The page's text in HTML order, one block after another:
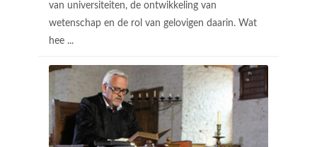
van universiteiten, de ontwikkeling van
wetenschap en de rol van gelovigen daarin. Wat
hee ...